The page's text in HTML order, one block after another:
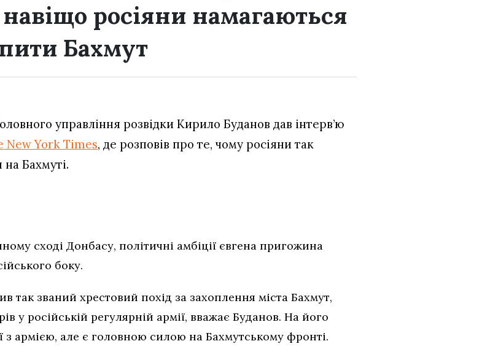
росіяни намагаються
Бахмут
управління розвідки Кирило Буданов дав інтерв’ю
New York Times, де розповів про те, чому росіяни так
Бахмуті.
сході Донбасу, політичні амбіції євгена пригожина
боку.
так званий хрестовий похід за захоплення міста Бахмут,
у російській регулярній армії, вважає Буданов. На його
з армією, але є головною силою на Бахмутському фронті.